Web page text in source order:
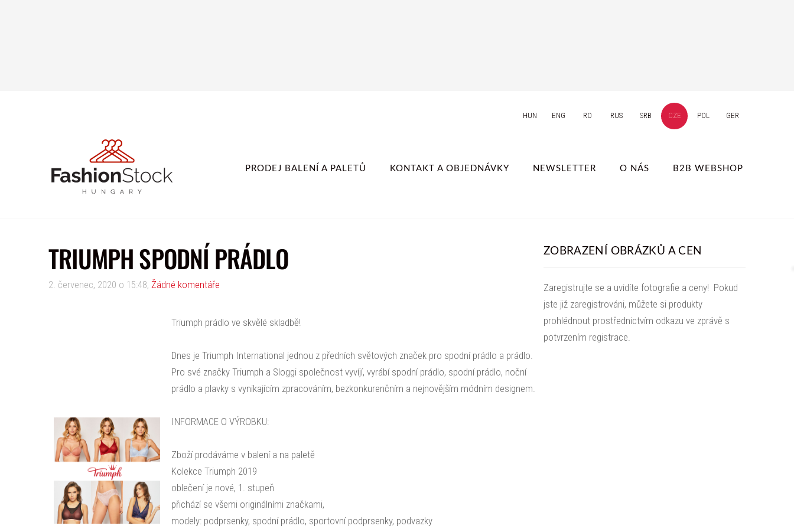
PRODEJ BALENÍ A PALETŮ KONTAKT A OBJEDNÁVKY NEWSLETTER O NÁS B2B WEBSHOP
HUN ENG RO RUS SRB CZE POL GER
ZOBRAZENÍ OBRÁZKŮ A CEN
Zaregistrujte se a uvidíte fotografie a ceny! Pokud
jste již zaregistrováni, můžete si produkty
prohlédnout prostřednictvím odkazu ve zprávě s
potvrzením registrace.
TRIUMPH SPODNÍ PRÁDLO
2. červenec, 2020 o 15:48, Žádné komentáře
Triumph prádlo ve skvělé skladbě!
Dnes je Triumph International jednou z předních světových značek pro spodní prádlo a prádlo.
Pro své značky Triumph a Sloggi společnost vyvíjí, vyrábí spodní prádlo, spodní prádlo, noční
prádlo a plavky s vynikajícím zpracováním, bezkonkurenčním a nejnovějším módním designem.
INFORMACE O VÝROBKU:
Zboží prodáváme v balení a na paletě
Kolekce Triumph 2019
oblečení je nové, 1. stupeň
přichází se všemi originálními značkami,
modely: podprsenky, spodní prádlo, sportovní podprsenky, podvazky